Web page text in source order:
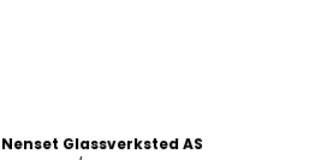
Nenset Glassverksted AS